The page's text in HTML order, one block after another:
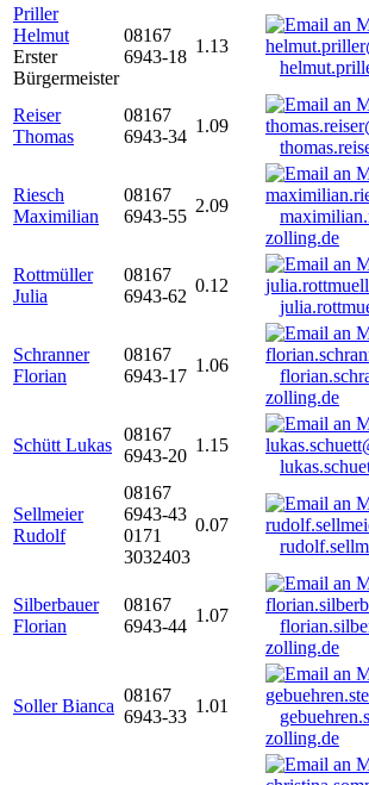
Priller
Helmut
Erster
Bürgermeister
08167
6943-18
1.13
Reiser
Thomas
08167
6943-34
1.09
Riesch
Maximilian
08167
6943-55
2.09
zolling.de
Rottmüller
Julia
08167
6943-62
0.12
Schranner
Florian
08167
6943-17
1.06
zolling.de
Schütt Lukas
08167
6943-20
1.15
Sellmeier
Rudolf
08167
6943-43
0171
3032403
0.07
Silberbauer
Florian
08167
6943-44
1.07
zolling.de
Soller Bianca
08167
6943-33
1.01
zolling.de